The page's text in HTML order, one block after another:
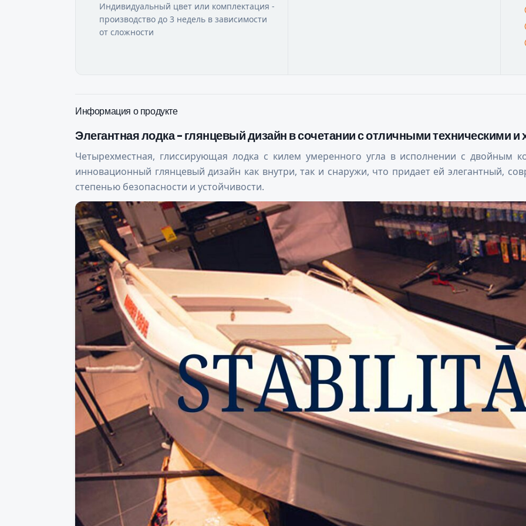
Индивидуальный цвет или комплектация -
производство до 3 недель в зависимости
от сложности
Информация о продукте
Элегантная лодка - глянцевый дизайн в сочетании с отличными техническими
Четырехместная, глиссирующая лодка с килем умеренного угла в исполнении с двойным
инновационный глянцевый дизайн как внутри, так и снаружи, что придает ей элегантный,
степенью безопасности и устойчивости.